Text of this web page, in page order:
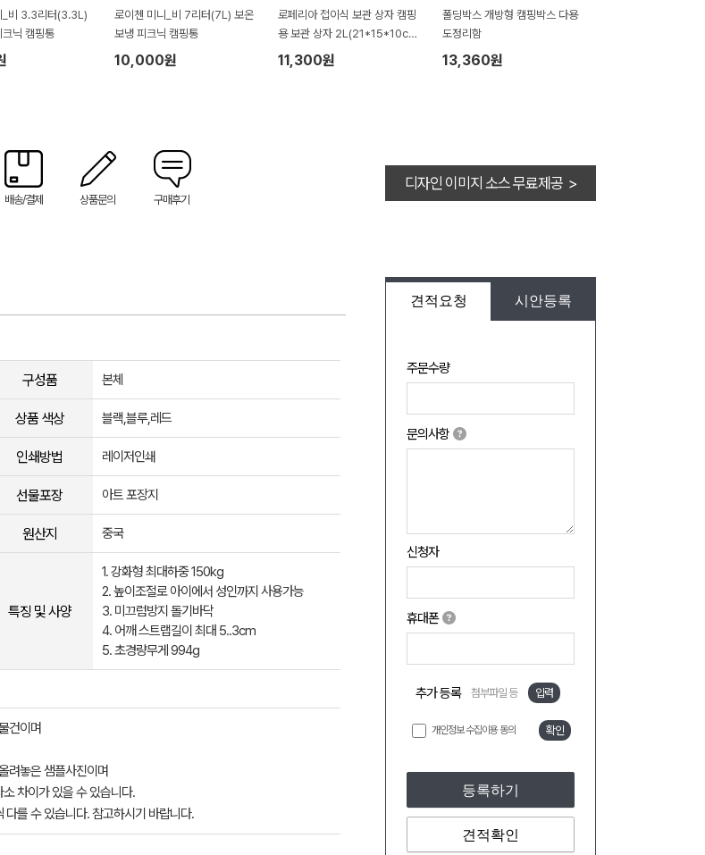
_비 3.3리터(3.3L)
닉 캠핑통
로이첸 미니_비 7리터(7L) 보온
보냉 피크닉 캠핑통
10,000원
로페리아 접이식 보관 상자 캠핑
용 보관 상자 2L(21*15*10c
m)
11,300원
폴딩박스 개방형 캠핑박스 다용
도정리함
13,360원
배송/결제 상품문의 구매후기
디자인 이미지 소스 무료제공 >
견적요청 시안등록
주문수량
문의사항
신청자
휴대폰
추가 등록 첨부파일 등 입력
개인정보 수집이용 동의 확인
등록하기
견적확인
구성품 본체
상품 색상 블랙,블루,레드
인쇄방법 레이저인쇄
선물포장 아트 포장지
원산지 중국
특징 및 사양
1. 강화형 최대하중 150kg
2. 높이조절로 아이에서 성인까지 사용가능
3. 미끄럼방지 돌기바닥
4. 어깨 스트랩길이 최대 5..3cm
5. 초경량무게 994g
건이며
려놓은 샘플사진이며
차이가 있을 수 있습니다.
를 수 있습니다. 참고하시기 바랍니다.